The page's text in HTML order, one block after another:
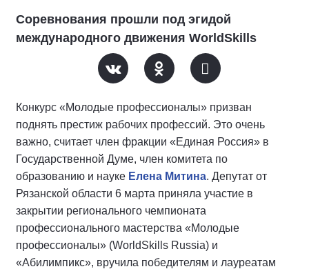
Соревнования прошли под эгидой
международного движения WorldSkills
Конкурс «Молодые профессионалы» призван
поднять престиж рабочих профессий. Это очень
важно, считает член фракции «Единая Россия» в
Государственной Думе, член комитета по
образованию и науке Елена Митина. Депутат от
Рязанской области 6 марта приняла участие в
закрытии регионального чемпионата
профессионального мастерства «Молодые
профессионалы» (WorldSkills Russia) и
«Абилимпикс», вручила победителям и лауреатам